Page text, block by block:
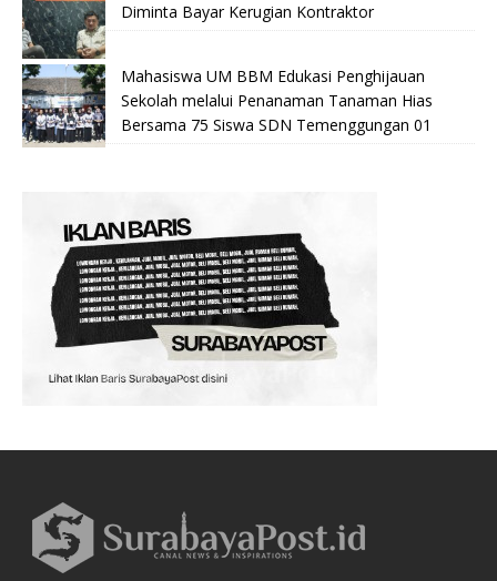
Diminta Bayar Kerugian Kontraktor
Mahasiswa UM BBM Edukasi Penghijauan
Sekolah melalui Penanaman Tanaman Hias
Bersama 75 Siswa SDN Temenggungan 01